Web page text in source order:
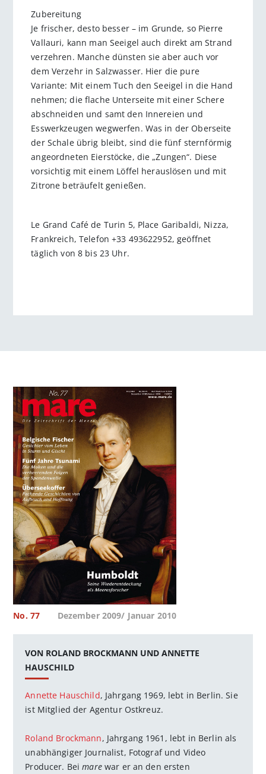
Zubereitung
Je frischer, desto besser – im Grunde, so Pierre
Vallauri, kann man Seeigel auch direkt am Strand
verzehren. Manche dünsten sie aber auch vor
dem Verzehr in Salzwasser. Hier die pure
Variante: Mit einem Tuch den Seeigel in die Hand
nehmen; die flache Unterseite mit einer Schere
abschneiden und samt den Innereien und
Esswerkzeugen wegwerfen. Was in der Oberseite
der Schale übrig bleibt, sind die fünf sternförmig
angeordneten Eierstöcke, die „Zungen“. Diese
vorsichtig mit einem Löffel herauslösen und mit
Zitrone beträufelt genießen.
Le Grand Café de Turin 5, Place Garibaldi, Nizza,
Frankreich, Telefon +33 493622952, geöffnet
täglich von 8 bis 23 Uhr.
No. 77 Dezember 2009/ Januar 2010
VON ROLAND BROCKMANN UND ANNETTE
HAUSCHILD
Annette Hauschild, Jahrgang 1969, lebt in Berlin. Sie
ist Mitglied der Agentur Ostkreuz.
Roland Brockmann, Jahrgang 1961, lebt in Berlin als
unabhängiger Journalist, Fotograf und Video
Producer. Beimarewar er an den ersten